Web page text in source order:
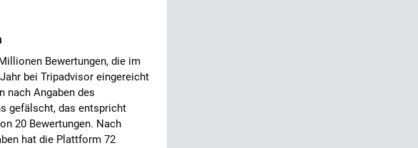
Bewertungen, die im
bei Tripadvisor eingereicht
nach Angaben des
gefälscht, das entspricht
20 Bewertungen. Nach
hat die Plattform 72